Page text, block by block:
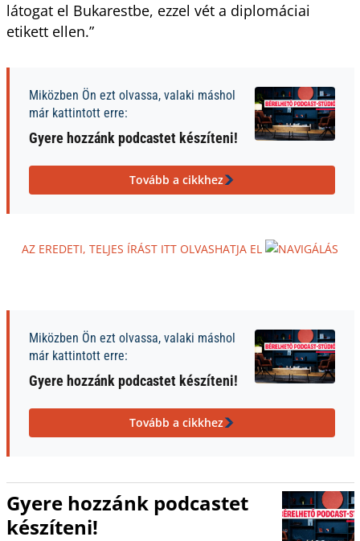
látogat el Bukarestbe, ezzel vét a diplomáciai
etikett ellen.”
Miközben Ön ezt olvassa, valaki máshol
már kattintott erre:
Gyere hozzánk podcastet készíteni!
Tovább a cikkhez
AZ EREDETI, TELJES ÍRÁST ITT OLVASHATJA EL
Miközben Ön ezt olvassa, valaki máshol
már kattintott erre:
Gyere hozzánk podcastet készíteni!
Tovább a cikkhez
Gyere hozzánk podcastet
készíteni!